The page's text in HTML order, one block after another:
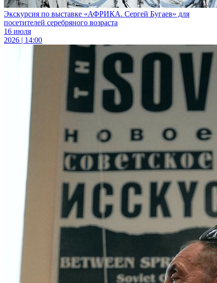
Экскурсия по выставке «АФРИКА. Сергей Бугаев» для
посетителей серебряного возраста
16 июля
2026 | 14:00